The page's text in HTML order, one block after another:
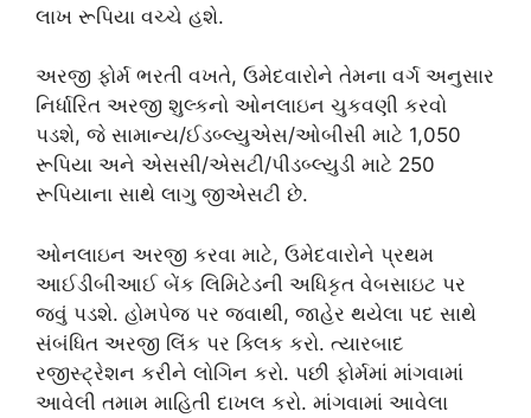
લાખ રૂપિયા વચ્ચે હશે.
અરજી ફોર્મ ભરતી વખતે, ઉમેદવારોને તેમના વર્ગ અનુસાર
નિર્ધારિત અરજી શુલ્કનો ઓનલાઇન ચુકવણી કરવો
પડશે, જે સામાન્ય/ઈડબ્લ્યુએસ/ઓબીસી માટે 1,050
રૂપિયા અને એસસી/એસટી/પીડબ્લ્યુડી માટે 250
રૂપિયાના સાથે લાગુ જીએસટી છે.
ઓનલાઇન અરજી કરવા માટે, ઉમેદવારોને પ્રથમ
આઈડીબીઆઈ બેંક લિમિટેડની અધિકૃત વેબસાઇટ પર
જવું પડશે. હોમપેજ પર જવાથી, જાહેર થયેલા પદ સાથે
સંબંધિત અરજી લિંક પર ક્લિક કરો. ત્યારબાદ
રજીસ્ટ્રેશન કરીને લોગિન કરો. પછી ફોર્મમાં માંગવામાં
આવેલી તમામ માહિતી દાખલ કરો. માંગવામાં આવેલા